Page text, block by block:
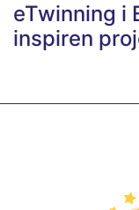
eTwinning i
inspiren